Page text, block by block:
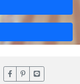
臉書分享(另開新視窗)
噗浪分享(另開新
Line分享(另